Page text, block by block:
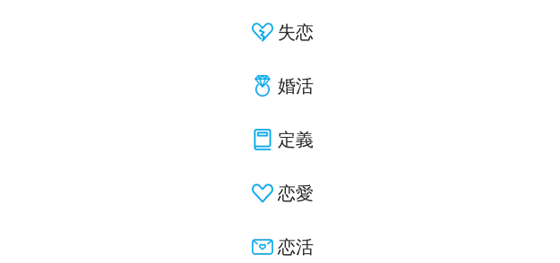
失恋
婚活
定義
恋愛
恋活